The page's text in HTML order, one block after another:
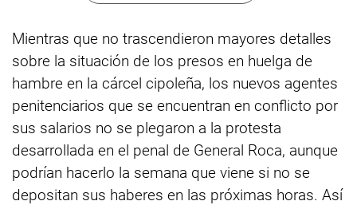
Mientras que no trascendieron mayores detalles
sobre la situación de los presos en huelga de
hambre en la cárcel cipoleña, los nuevos agentes
penitenciarios que se encuentran en conflicto por
sus salarios no se plegaron a la protesta
desarrollada en el penal de General Roca, aunque
podrían hacerlo la semana que viene si no se
depositan sus haberes en las próximas horas. Así